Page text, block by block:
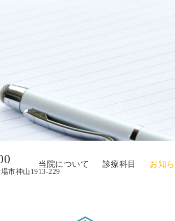
市神山1913-229
当院について 診療科目 お知